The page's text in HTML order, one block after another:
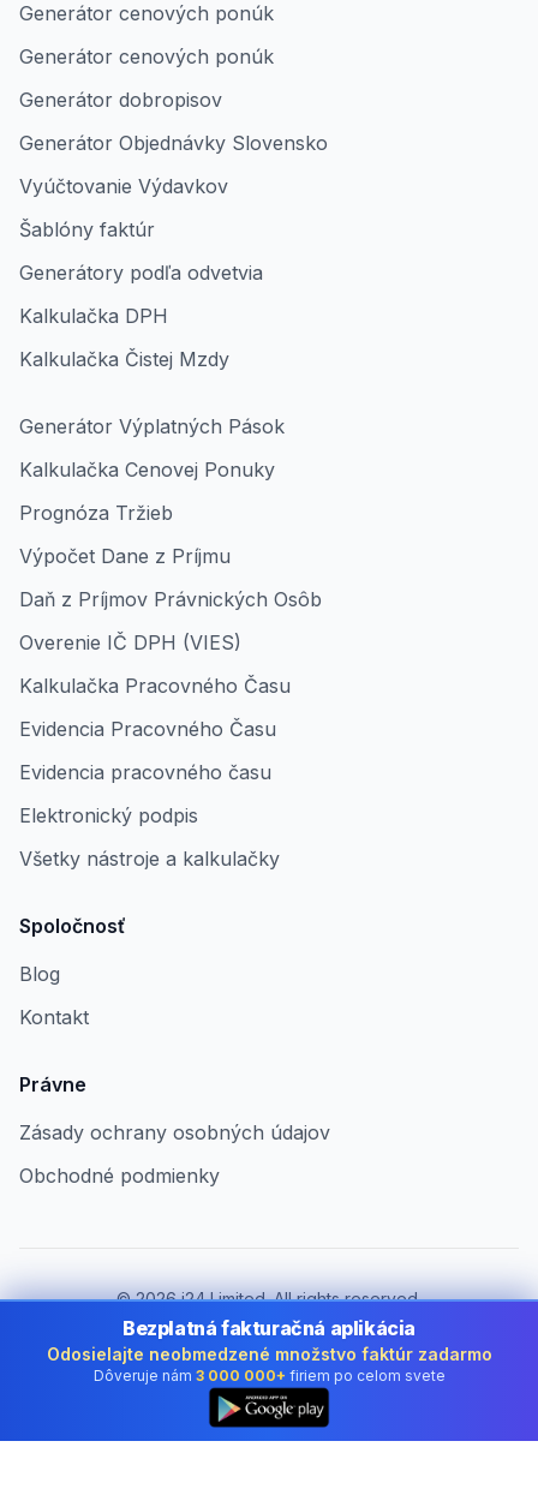
Generátor cenových ponúk
Generátor cenových ponúk
Generátor dobropisov
Generátor Objednávky Slovensko
Vyúčtovanie Výdavkov
Šablóny faktúr
Generátory podľa odvetvia
Kalkulačka DPH
Kalkulačka Čistej Mzdy
Generátor Výplatných Pások
Kalkulačka Cenovej Ponuky
Prognóza Tržieb
Výpočet Dane z Príjmu
Daň z Príjmov Právnických Osôb
Overenie IČ DPH (VIES)
Kalkulačka Pracovného Času
Evidencia Pracovného Času
Evidencia pracovného času
Elektronický podpis
Všetky nástroje a kalkulačky
Spoločnosť
Blog
Kontakt
Právne
Zásady ochrany osobných údajov
Obchodné podmienky
©2026i24 Limited. All rights reserved.
Pre firmy v Slovakia
Zmeniť krajinu:
Slovakia
Bezplatná fakturačná aplikácia
Odosielajte neobmedzené množstvo faktúr zadarmo
Dôveruje nám 3 000 000+ firiem po celom svete